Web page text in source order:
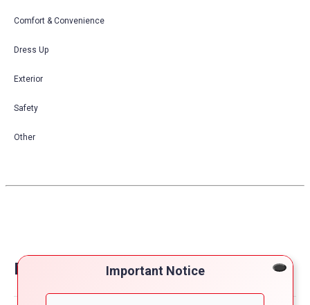
Important Notice
Comfort & Convenience
Dress Up
Exterior
Safety
Other
Reviews on nissan navara